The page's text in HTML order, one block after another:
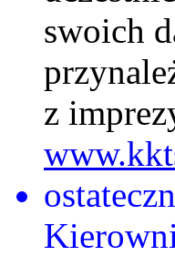
swoich
z